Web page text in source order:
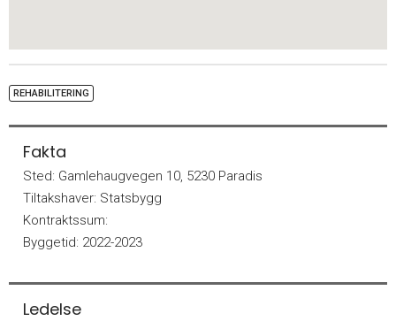
REHABILITERING
Fakta
Sted: Gamlehaugvegen 10, 5230 Paradis
Tiltakshaver: Statsbygg
Kontraktssum:
Byggetid: 2022-2023
Ledelse